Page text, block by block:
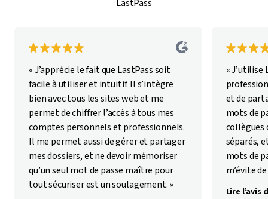
LastPass
« J’apprécie le fait que LastPass soit
facile à utiliser et intuitif. Il s’intègre
bien avec tous les sites web et me
permet de chiffrer l’accès à tous mes
comptes personnels et professionnels.
Il me permet aussi de gérer et partager
mes dossiers, et ne devoir mémoriser
qu’un seul mot de passe maître pour
tout sécuriser est un soulagement. »
«
et de
mots de
collègues
séparés,
mots de
m’évite
Lire l’avis